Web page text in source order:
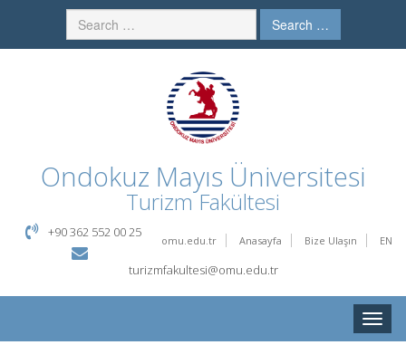
Search …
Ondokuz Mayıs Üniversitesi
Turizm Fakültesi
omu.edu.tr Anasayfa Bize Ulaşın EN
+90 362 552 00 25
turizmfakultesi@omu.edu.tr
Toggle